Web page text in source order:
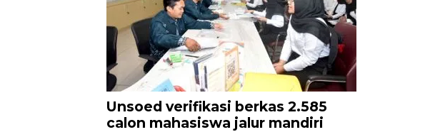
Unsoed verifikasi berkas 2.585
calon mahasiswa jalur mandiri